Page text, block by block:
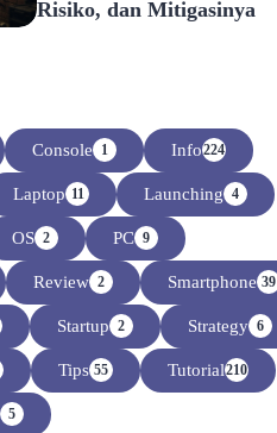
Risiko, dan Mitigasinya
Console 1 Info224
Laptop 11 Launching 4
OS 2 PC 9
Review 2 Smartphone 39
Startup 2 Strategy 6
Tips 55 Tutorial210
5